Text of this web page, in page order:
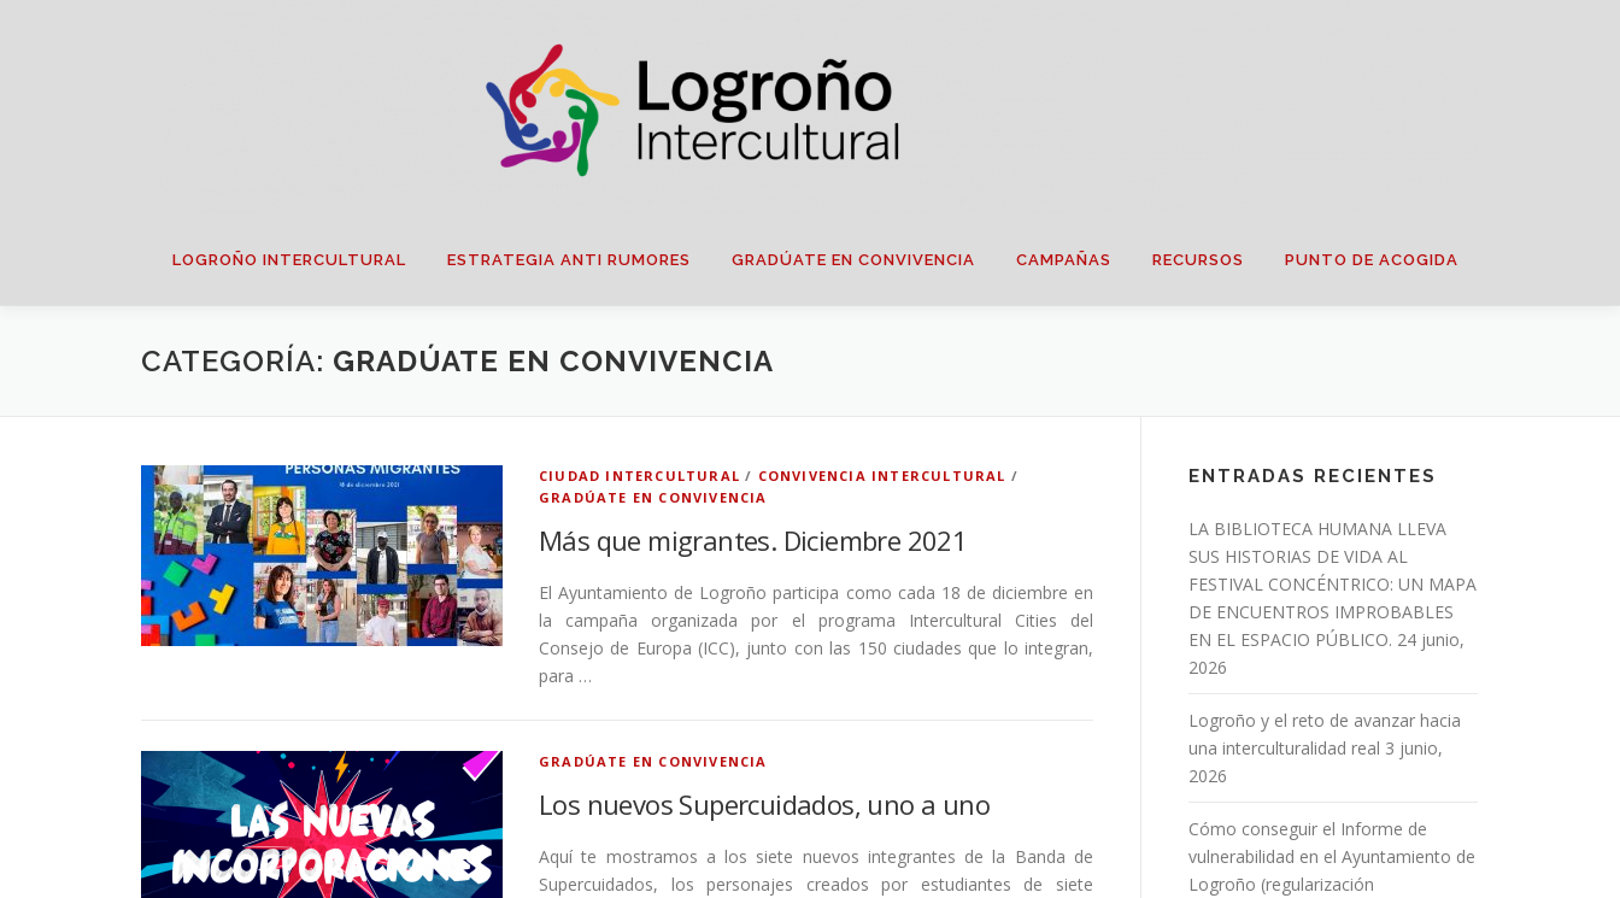
LOGROÑO INTERCULTURAL ESTRATEGIA ANTI RUMORES GRADÚATE EN CONVIVENCIA CAMPAÑAS RECURSOS PUNTO DE ACOGIDA
CATEGORÍA: GRADÚATE EN CONVIVENCIA
CIUDAD INTERCULTURAL / CONVIVENCIA INTERCULTURAL /
GRADÚATE EN CONVIVENCIA
Más que migrantes. Diciembre 2021
El Ayuntamiento de Logroño participa como cada 18 de diciembre en
la campaña organizada por el programa Intercultural Cities del
Consejo de Europa (ICC), junto con las 150 ciudades que lo integran,
para …
GRADÚATE EN CONVIVENCIA
Los nuevos Supercuidados, uno a uno
Aquí te mostramos a los siete nuevos integrantes de la Banda de
Supercuidados, los personajes creados por estudiantes de siete
ENTRADAS RECIENTES
LA BIBLIOTECA HUMANA LLEVA
SUS HISTORIAS DE VIDA AL
FESTIVAL CONCÉNTRICO: UN MAPA
DE ENCUENTROS IMPROBABLES
EN EL ESPACIO PÚBLICO. 24 junio,
2026
Logroño y el reto de avanzar hacia
una interculturalidad real 3 junio,
2026
Cómo conseguir el Informe de
vulnerabilidad en el Ayuntamiento de
Logroño (regularización